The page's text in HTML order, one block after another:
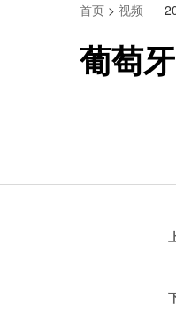
首页 > 视频
葡萄